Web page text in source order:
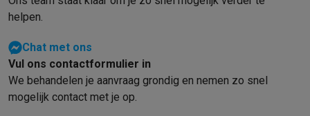
helpen.
Chat met ons
Vul ons contactformulier in
We behandelen je aanvraag grondig en nemen zo snel
mogelijk contact met je op.